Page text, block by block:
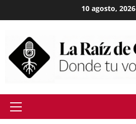
to
10 agosto, 2026
Primary